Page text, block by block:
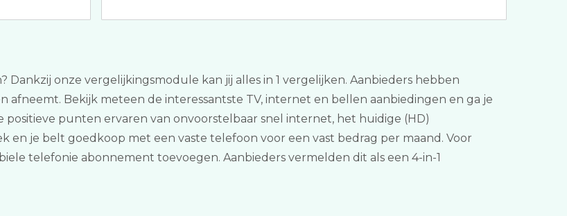
onze vergelijkingsmodule kan jij alles in 1 vergelijken. Aanbieders hebben
afneemt. Bekijk meteen de interessantste TV, internet en bellen aanbiedingen en ga je
punten ervaren van onvoorstelbaar snel internet, het huidige (HD)
en je belt goedkoop met een vaste telefoon voor een vast bedrag per maand. Voor
telefonie abonnement toevoegen. Aanbieders vermelden dit als een 4-in-1